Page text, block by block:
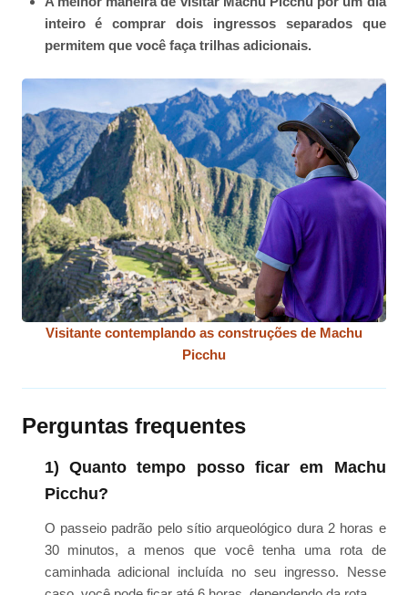
inteiro é comprar dois ingressos separados que
permitem que você faça trilhas adicionais.
Visitante contemplando as construções de Machu
Picchu
Perguntas frequentes
1) Quanto tempo posso ficar em Machu
Picchu?
O passeio padrão pelo sítio arqueológico dura 2 horas e
30 minutos, a menos que você tenha uma rota de
caminhada adicional incluída no seu ingresso. Nesse